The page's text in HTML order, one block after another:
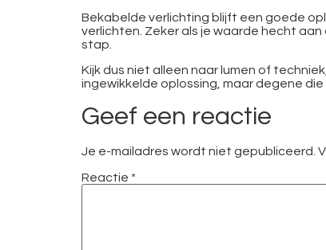
Bekabelde verlichting blijft een goede
verlichten. Zeker als je waarde hecht
stap.
Kijk dus niet alleen naar lumen of
ingewikkelde oplossing, maar degene
Geef een reactie
Je e-mailadres wordt niet gepubliceerd.
Reactie *